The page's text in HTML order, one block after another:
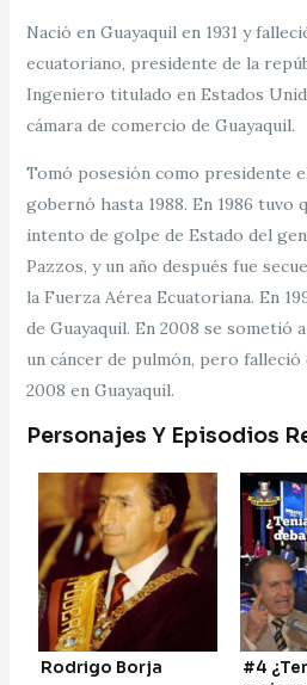
Nació en Guayaquil en 1931 y
ecuatoriano, presidente de la
Ingeniero titulado en Estados
cámara de comercio de Guayaquil.
Tomó posesión como presidente
gobernó hasta 1988. En 1986 tuvo
intento de golpe de Estado del
Pazzos, y un año después fue
la Fuerza Aérea Ecuatoriana. En
de Guayaquil. En 2008 se sometió
un cáncer de pulmón, pero falleció
2008 en Guayaquil.
Personajes Y Episodios
Rodrigo Borja
#4